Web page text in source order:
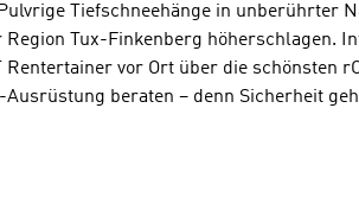
Tiefschneehänge in unberührter
Region Tux-Finkenberg höherschlagen.
Rentertainer vor Ort über die schönsten
Ausrüstung beraten – denn Sicherheit